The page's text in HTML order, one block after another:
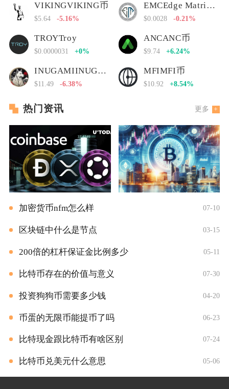
VIKINGVIKING币
$5.64 -5.16%
EMCEdge Matrix Chain
$0.0028 -0.21%
TROYTroy
$0.0000031 +0%
ANCANC币
$9.74 +6.24%
INUGAMIINUGAMI币
$11.49 -6.38%
MFIMFI币
$10.92 +8.54%
热门资讯 更多
加密货币nfm怎么样 07-10
区块链中什么是节点 03-15
200倍的杠杆保证金比例多少 05-11
比特币存在的价值与意义 07-30
投资狗狗币需要多少钱 04-20
币蛋的无限币能提币了吗 06-23
比特现金跟比特币有啥区别 07-24
比特币兑美元什么意思 05-06